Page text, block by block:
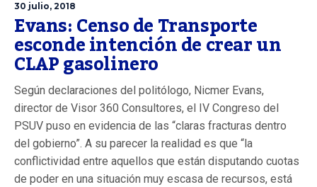
30 julio, 2018
Evans: Censo de Transporte
esconde intención de crear un
CLAP gasolinero
Según declaraciones del politólogo, Nicmer Evans,
director de Visor 360 Consultores, el IV Congreso del
PSUV puso en evidencia de las “claras fracturas dentro
del gobierno”. A su parecer la realidad es que “la
conflictividad entre aquellos que están disputando cuotas
de poder en una situación muy escasa de recursos, está